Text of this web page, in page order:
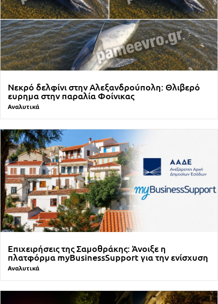
Νεκρό δελφίνι στην Αλεξανδρούπολη: Θλιβερό
ευρημα στην παραλία Φοίνικας
Αναλυτικά
Επιχειρήσεις της Σαμοθράκης: Άνοιξε η
πλατφόρμα myBusinessSupport για την ενίσχυση
Αναλυτικά